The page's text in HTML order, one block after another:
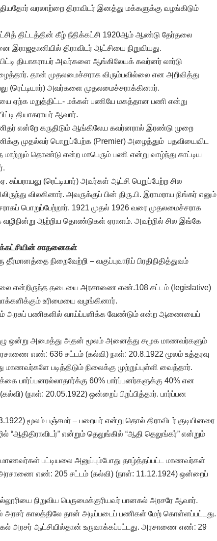
வரலாற்றை திராவிடர் இனத்து மக்களுக்கு வழங்கிடும்
திட்டத்தின் கீழ் நீதிக்கட்சி 1920ஆம் ஆண்டு தேர்தலை
இராஜதானியில் திராவிடர் ஆட்சியை நிறுவியது.
தியாகராயர் அவர்களை ஆங்கிலேயக் கவர்னர் லார்டு
தான் முதலமைச்சராக விரும்பவில்லை என அறிவித்து
(ரெட்டியார்) அவர்களை முதலமைச்சராக்கினார்.
ஏற்க மறுத்திட்ட- மக்கள் பணியே மகத்தான பணி என்று
தியாகராயர் ஆவார்.
என்றே கருதிடும் ஆங்கிலேய கவர்னரால் இரண்டு முறை
முதல்வர் பொறுப்பேற்க (Premier) அழைத்தும் பதவியைவிட
மாற்றும் தொண்டு என்ற மாபெரும் பணி என்று வாழ்ந்து காட்டிய
சுப்பராயலு (ரெட்டியார்) அவர்கள் ஆட்சி பெறுப்பேற்ற சில
விலகினார். அவருக்குப் பின் திரு.பி. இராமராய நிங்கர் எனும்
பொறுப்பேற்றார். 1921 முதல் 1926 வரை முதலமைச்சராக
ஆற்றிய தொண்டுகள் ஏராளம். அவற்றில் சில இங்கே
சாதனைகள்
நிறைவேற்றி – வகுப்புவாரிப் பிரதிநிதித்துவம்
என்றிருந்த தடையை அரசாணை எண்.108 சட்டம் (legislative)
உரிமையை வழங்கினார்.
அரசுப் பணிகளில் வாய்ப்பளிக்க வேண்டும் என்ற ஆணையைப்
ஒன்று அமைத்து அதன் மூலம் அனைத்து சமூக மாணவர்களும்
எண்: 636 சட்டம் (கல்வி) நாள்: 20.8.1922 மூலம் உத்தரவு
படித்திடும் நிலைக்கு முற்றுப்புள்ளி வைத்தார்.
பார்ப்பனரல்லாதார்க்கு 60% பார்ப்பனர்களுக்கு 40% என
(நாள்: 20.05.1922) ஒன்றைப் பிறப்பித்தார். பார்ப்பன
மூலம் பஞ்சமர் – பறையர் என்று தொல் திராவிடர் குடியினரை
“ஆதிதிராவிடர்” என்றும் தெலுங்கில் “ஆதி தெலுங்கர்” என்றும்
மாணவர்கள் பட்டியலை அனுப்பும்போது தாழ்த்தப்பட்ட மாணவர்கள்
அரசாணை எண்: 205 சட்டம் (கல்வி) (நாள்: 11.12.1924) ஒன்றைப்
நிறுவிய பெருமைக்குரியவர் பானகல் அரசரே ஆவார்.
காலத்திலே தான் அடிப்படைப் பணிகள் மேற் கொள்ளப்பட்டது.
அரசர் ஆட்சியில்தான் உருவாக்கப்பட்டது. அரசாணை எண்: 29